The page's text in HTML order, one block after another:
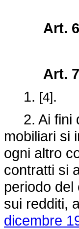
Art.
Art.
1. [4].
2. Ai fini
mobiliari si
ogni altro
contratti si
periodo del
sui redditi,
dicembre